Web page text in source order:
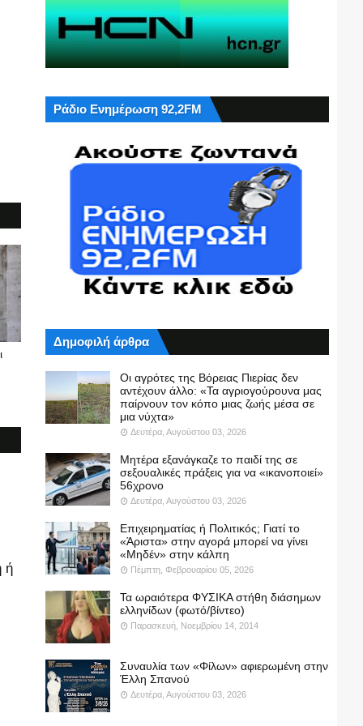
ή
Ράδιο Ενημέρωση 92,2FM
Δημοφιλή άρθρα
Οι αγρότες της Βόρειας Πιερίας δεν
αντέχουν άλλο: «Τα αγριογούρουνα μας
παίρνουν τον κόπο μιας ζωής μέσα σε
μια νύχτα»
Δευτέρα, Αυγούστου 03, 2026
Μητέρα εξανάγκαζε το παιδί της σε
σεξουαλικές πράξεις για να «ικανοποιεί»
56χρονο
Δευτέρα, Αυγούστου 03, 2026
Επιχειρηματίας ή Πολιτικός; Γιατί το
«Άριστα» στην αγορά μπορεί να γίνει
«Μηδέν» στην κάλπη
Πέμπτη, Φεβρουαρίου 05, 2026
Τα ωραιότερα ΦΥΣΙΚΑ στήθη διάσημων
ελληνίδων (φωτό/βίντεο)
Παρασκευή, Νοεμβρίου 14, 2014
Συναυλία των «Φίλων» αφιερωμένη στην
Έλλη Σπανού
Δευτέρα, Αυγούστου 03, 2026